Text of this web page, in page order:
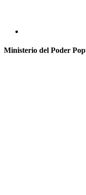
Ministerio del Poder